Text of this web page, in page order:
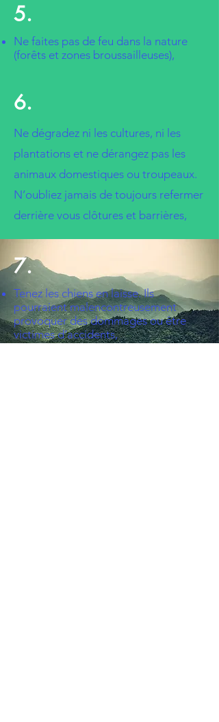
5.
Ne faites pas de feu dans la nature
(forêts et zones broussailleuses),
6.
Ne dégradez ni les cultures, ni les
plantations et ne dérangez pas les
animaux domestiques ou troupeaux.
N’oubliez jamais de toujours refermer
derrière vous clôtures et barrières,
7.
Tenez les chiens en laisse. Ils
pourraient malencontreusement
provoquer des dommages ou être
victimes d’accidents,